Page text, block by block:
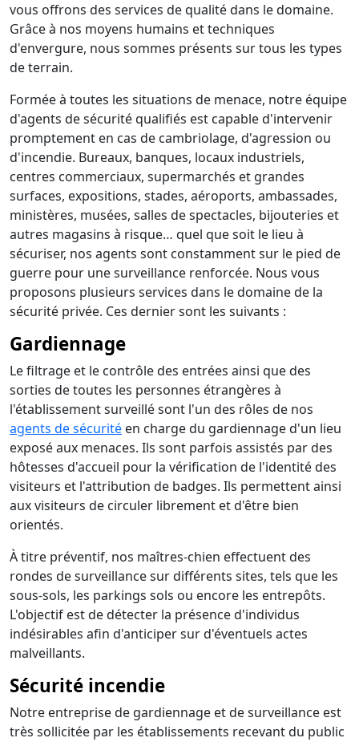
vous offrons des services de qualité dans le domaine.
Grâce à nos moyens humains et techniques
d'envergure, nous sommes présents sur tous les types
de terrain.
Formée à toutes les situations de menace, notre équipe
d'agents de sécurité qualifiés est capable d'intervenir
promptement en cas de cambriolage, d'agression ou
d'incendie. Bureaux, banques, locaux industriels,
centres commerciaux, supermarchés et grandes
surfaces, expositions, stades, aéroports, ambassades,
ministères, musées, salles de spectacles, bijouteries et
autres magasins à risque… quel que soit le lieu à
sécuriser, nos agents sont constamment sur le pied de
guerre pour une surveillance renforcée. Nous vous
proposons plusieurs services dans le domaine de la
sécurité privée. Ces dernier sont les suivants :
Gardiennage
Le filtrage et le contrôle des entrées ainsi que des
sorties de toutes les personnes étrangères à
l'établissement surveillé sont l'un des rôles de nos
agents de sécurité en charge du gardiennage d'un lieu
exposé aux menaces. Ils sont parfois assistés par des
hôtesses d'accueil pour la vérification de l'identité des
visiteurs et l'attribution de badges. Ils permettent ainsi
aux visiteurs de circuler librement et d'être bien
orientés.
À titre préventif, nos maîtres-chien effectuent des
rondes de surveillance sur différents sites, tels que les
sous-sols, les parkings sols ou encore les entrepôts.
L'objectif est de détecter la présence d'individus
indésirables afin d'anticiper sur d'éventuels actes
malveillants.
Sécurité incendie
Notre entreprise de gardiennage et de surveillance est
très sollicitée par les établissements recevant du public